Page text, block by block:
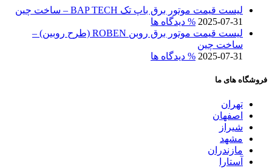
لیست قیمت موتور برق باپ تک BAP TECH – ساخت چین
2025-07-31 % دیدگاه ها
لیست قیمت موتور برق روبن ROBEN (طرح روبین) –
ساخت چین
2025-07-31 % دیدگاه ها
فروشگاه های ما
تهران
اصفهان
شیراز
مشهد
مازندران
آستارا